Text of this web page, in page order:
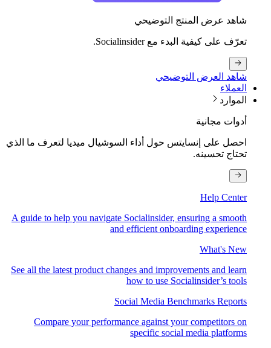
شاهد عرض المنتج التوضيحي
تعرّف على كيفية البدء مع Socialinsider.
شاهد العرض التوضيحي
العملاء
الموارد
أدوات مجانية
احصل على إنسايتس حول أداء السوشيال ميديا لتعرف ما الذي
تحتاج تحسينه.
Help Center
A guide to help you navigate Socialinsider, ensuring a smooth
and efficient onboarding experience
What's New
See all the latest product changes and improvements and learn
how to use Socialinsider’s tools
Social Media Benchmarks Reports
Compare your performance against your competitors on
specific social media platforms